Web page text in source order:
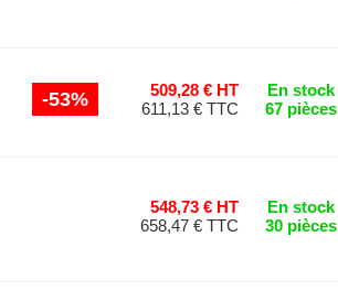
-53%
509,28 € HT
611,13 € TTC
En stock
67 pièces
548,73 € HT
658,47 € TTC
En stock
30 pièces